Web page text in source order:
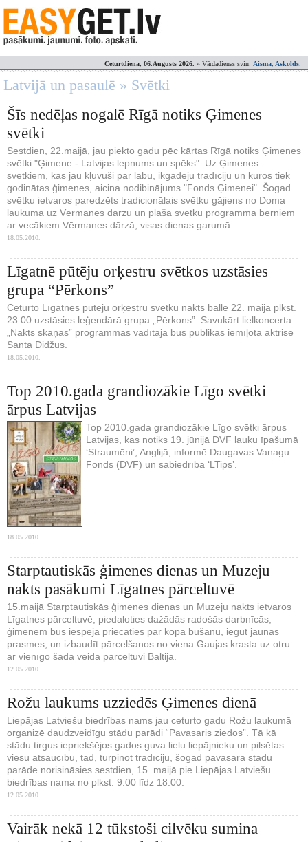
Ceturtdiena, 06.Augusts 2026. » Vārdadienas svin: Aisma, Askolds;
Latvijā un pasaulē » Svētki
Šīs nedēļas nogalē Rīgā notiks Ģimenes
svētki
Sestdien, 22.maijā, jau piekto gadu pēc kārtas Rīgā notiks Ģimenes
svētki "Ģimene - Latvijas lepnums un spēks". Uz Ģimenes
svētkiem, kas jau kļuvuši par labu, ikgadēju tradīciju un kuros tiek
godinātas ģimenes, aicina nodibinājums "Fonds Ģimenei". Šogad
svētku ietvaros paredzēts tradicionālais svētku gājiens no Doma
laukuma uz Vērmanes dārzu un plaša svētku programma bērniem
ar vecākiem Vērmanes dārzā, visas dienas garumā.
18.05.2010.
Līgatnē pūtēju orķestru svētkos uzstāsies
grupa “Pērkons”
Ceturto Līgatnes pūtēju orķestru svētku nakts ballē 22. maijā plkst.
23.00 uzstāsies leģendārā grupa „Pērkons”. Savukārt lielkoncerta
„Nakts skaņas” programmas vadītāja būs publikas iemīļotā aktrise
Santa Didžus.
18.05.2010.
Top 2010.gada grandiozākie Līgo svētki
ārpus Latvijas
Top 2010.gada grandiozākie Līgo svētki ārpus
Latvijas, kas notiks 19. jūnijā DVF lauku īpašumā
‘Straumēni’, Anglijā, informē Daugavas Vanagu
Fonds (DVF) un sabiedrība ‘LTips’.
18.05.2010.
Starptautiskās ģimenes dienas un Muzeju
nakts pasākumi Līgatnes pārceltuvē
15.maijā Starptautiskās ģimenes dienas un Muzeju nakts ietvaros
Līgatnes pārceltuvē, piedaloties dažādās radošās darbnīcās,
ģimenēm būs iespēja priecāties par kopā būšanu, iegūt jaunas
prasmes, un izbaudīt pārcelšanos no viena Gaujas krasta uz otru
ar vienīgo šāda veida pārceltuvi Baltijā.
12.05.2010.
Rožu laukums uzziedēs Ģimenes dienā
Liepājas Latviešu biedrības nams jau ceturto gadu Rožu laukumā
organizē daudzveidīgu stādu parādi “Pavasaris ziedos”. Tā kā
stādu tirgus iepriekšējos gados guva lielu liepājnieku un pilsētas
viesu atsaucību, tad, turpinot tradīciju, šogad pavasara stādu
parāde norisināsies sestdien, 15. maijā pie Liepājas Latviešu
biedrības nama no plkst. 9.00 līdz 18.00.
12.05.2010.
Vairāk nekā 12 tūkstoši cilvēku sumina